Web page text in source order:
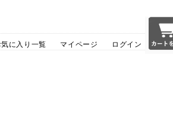
に入り一覧 マイページ ログイン